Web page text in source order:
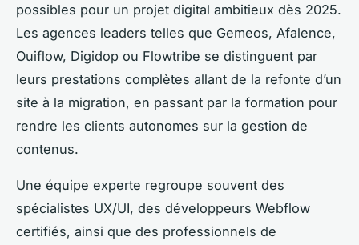
possibles pour un projet digital ambitieux dès 2025.
Les agences leaders telles que Gemeos, Afalence,
Ouiflow, Digidop ou Flowtribe se distinguent par
leurs prestations complètes allant de la refonte d’un
site à la migration, en passant par la formation pour
rendre les clients autonomes sur la gestion de
contenus.
Une équipe experte regroupe souvent des
spécialistes UX/UI, des développeurs Webflow
certifiés, ainsi que des professionnels de